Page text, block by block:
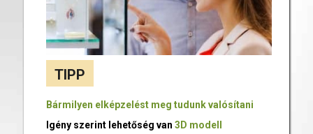
TIPP
Bármilyen elképzelést meg tudunk valósítani
Igény szerint lehetőség van 3D modell